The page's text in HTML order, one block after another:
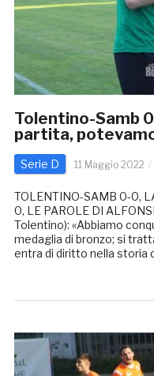
Tolentino-Samb
partita,
Serie D 11 Maggio 2022
TOLENTINO-SAMB 0-0,
0, LE PAROLE DI
Tolentino): «Abbiamo
medaglia di bronzo; si
entra di diritto nella storia